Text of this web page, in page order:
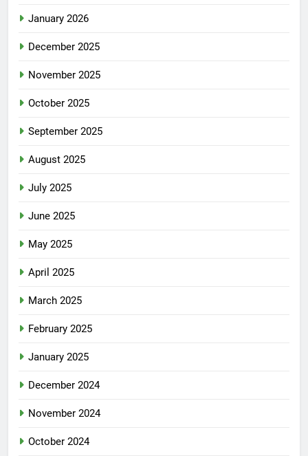
January 2026
December 2025
November 2025
October 2025
September 2025
August 2025
July 2025
June 2025
May 2025
April 2025
March 2025
February 2025
January 2025
December 2024
November 2024
October 2024